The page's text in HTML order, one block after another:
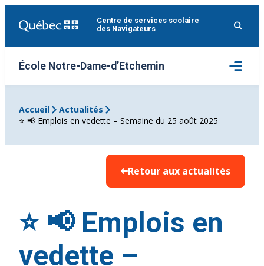
Centre de services scolaire
des Navigateurs
École Notre-Dame-d’Etchemin
Ouvrir
le
menu
Accueil
Actualités
⭐️ 📢 Emplois en vedette – Semaine du 25 août 2025
Retour aux actualités
⭐️ 📢 Emplois en
vedette –